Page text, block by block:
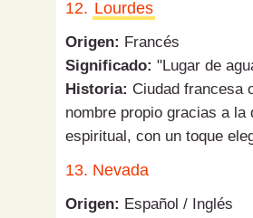
12. Lourdes
Origen: Francés
Significado: "Lugar de
Historia: Ciudad francesa
nombre propio gracias a
espiritual, con un toque
13. Nevada
Origen: Español / Inglés